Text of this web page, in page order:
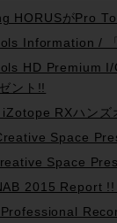
HORUSがPro
Information /
HD Premium
ント!!
iZotope RXハンズ
Space
Space
2015 Report !!